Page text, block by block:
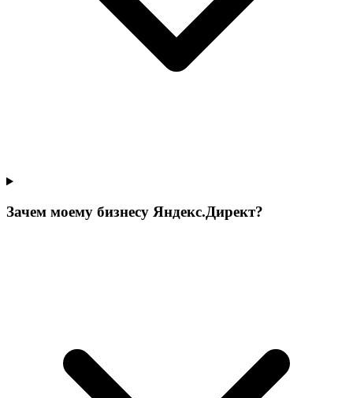
Зачем моему бизнесу Яндекс.Директ?